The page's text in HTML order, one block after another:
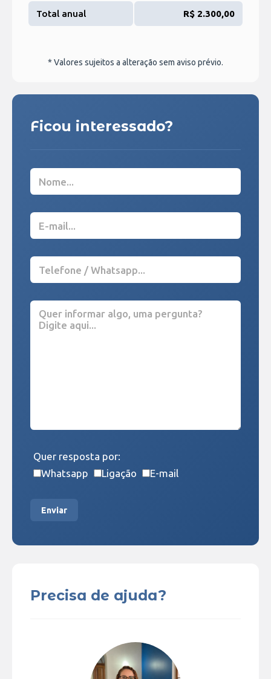
Total anual R$ 2.300,00
* Valores sujeitos a alteração sem aviso prévio.
Ficou interessado?
Quer resposta por:
Whatsapp
Ligação E-mail
Enviar
Precisa de ajuda?